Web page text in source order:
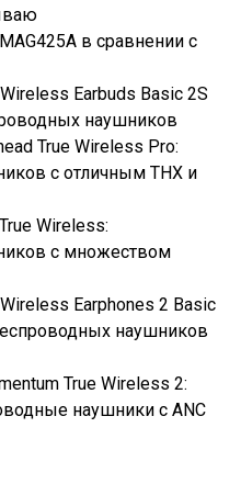
в сравнении с
Earbuds Basic 2S
наушников
True Wireless Pro:
с отличным THX и
Wireless:
с множеством
Earphones 2 Basic
наушников
True Wireless 2:
наушники с ANC